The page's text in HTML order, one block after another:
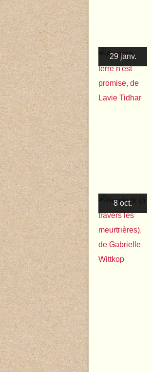
29 janv.
8 oct.